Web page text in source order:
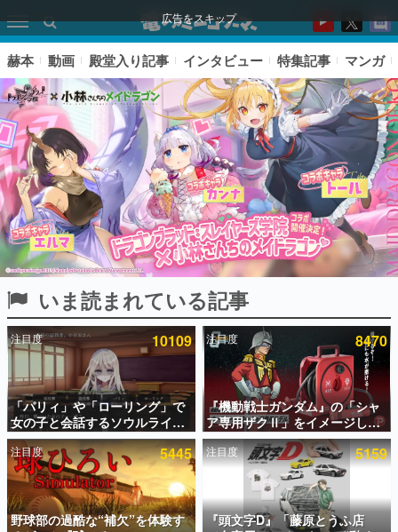
広告をスキップ
ピックアップ
電ファミのいま読まれている記事ランキング
アプリセール情報
インタビュー
連載・特集一覧
殿堂入り記事
SNS拡散数が数千以上！ ページビュー数万以上！ などな
ど。多くの人々に読まれた、電ファミ渾身の“殿堂入り”記
赫本 動画 殿堂入り記事 インタビュー 特集記事 マンガ
いま読まれている記事
注目度 10109
「パリィ」や「ローリング」で
女の子と会話するソウルライク
恋愛ゲーム『小早川さんはソウ
ルライク』無料公開。返事に失
敗すると「YOU DIED」
注目度 8470
『機動戦士ガンダム』の「シャ
ア専用ザクⅡ」をイメージした
散水ホースリールが予約開始。
本体にはシャアのパーソナルマ
ークやジオン公国軍のエンブレ
ム、型式番号などを配置
注目度 5445
野球部の過酷な“補欠”を体験す
注目度 5159
『頭文字D』「藤原とうふ店